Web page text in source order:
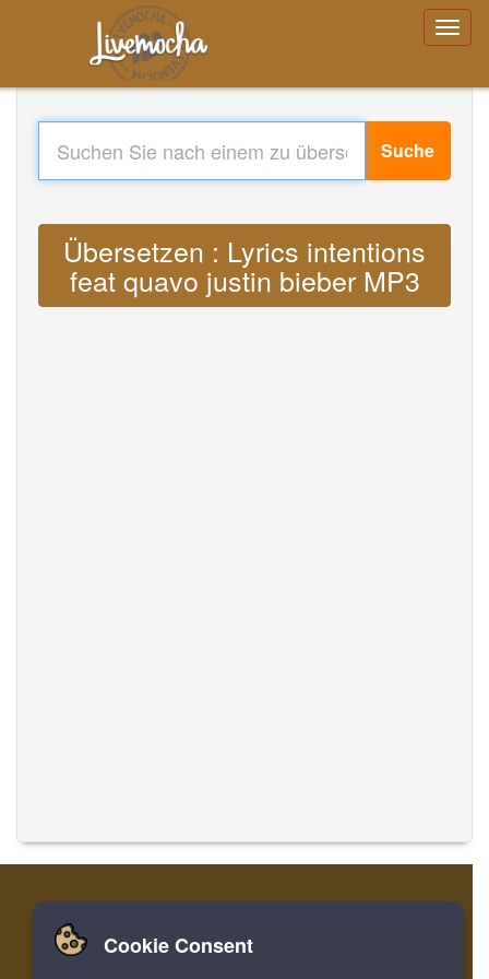
Suche
Übersetzen : Lyrics intentions
feat quavo justin bieber MP3
Zuhause Einloggen
Cookie Consent